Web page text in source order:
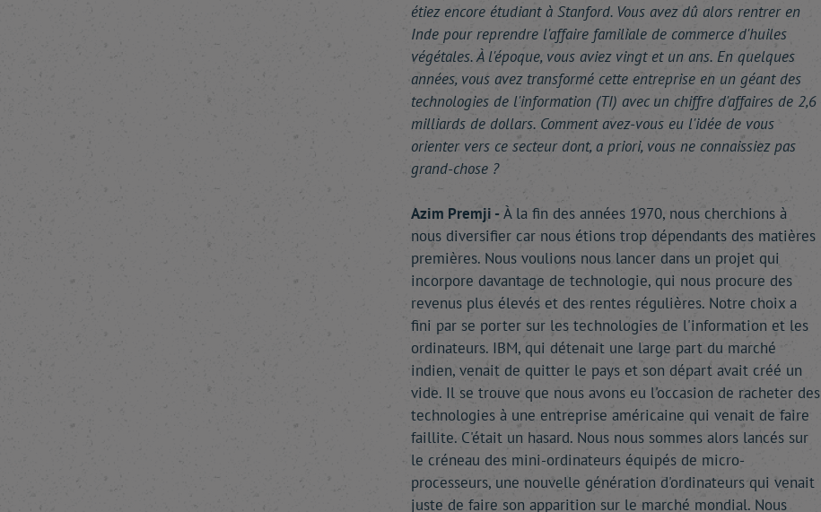
étiez encore étudiant à Stanford. Vous avez dû alors rentrer en
Inde pour reprendre l'affaire familiale de commerce d'huiles
végétales. À l'époque, vous aviez vingt et un ans. En quelques
années, vous avez transformé cette entreprise en un géant des
technologies de l'information (TI) avec un chiffre d'affaires de 2,6
milliards de dollars. Comment avez-vous eu l'idée de vous
orienter vers ce secteur dont, a priori, vous ne connaissiez pas
grand-chose ?
Azim Premji - À la fin des années 1970, nous cherchions à
nous diversifier car nous étions trop dépendants des matières
premières. Nous voulions nous lancer dans un projet qui
incorpore davantage de technologie, qui nous procure des
revenus plus élevés et des rentes régulières. Notre choix a
fini par se porter sur les technologies de l'information et les
ordinateurs. IBM, qui détenait une large part du marché
indien, venait de quitter le pays et son départ avait créé un
vide. Il se trouve que nous avons eu l'occasion de racheter des
technologies à une entreprise américaine qui venait de faire
faillite. C'était un hasard. Nous nous sommes alors lancés sur
le créneau des mini-ordinateurs équipés de micro-
processeurs, une nouvelle génération d'ordinateurs qui venait
juste de faire son apparition sur le marché mondial. Nous